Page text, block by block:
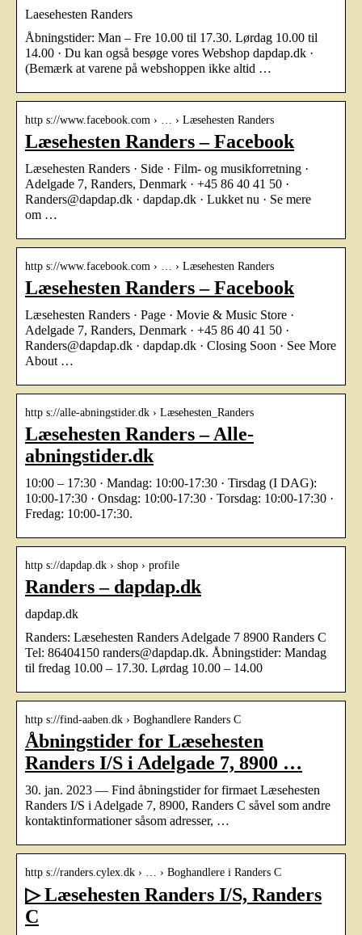
Laesehesten Randers
Åbningstider: Man – Fre 10.00 til 17.30. Lørdag 10.00 til
14.00 · Du kan også besøge vores Webshop dapdap.dk ·
(Bemærk at varene på webshoppen ikke altid …
http s://www.facebook.com › … › Læsehesten Randers
Læsehesten Randers – Facebook
Læsehesten Randers · Side · Film- og musikforretning ·
Adelgade 7, Randers, Denmark · +45 86 40 41 50 ·
Randers@dapdap.dk · dapdap.dk · Lukket nu · Se mere
om …
http s://www.facebook.com › … › Læsehesten Randers
Læsehesten Randers – Facebook
Læsehesten Randers · Page · Movie & Music Store ·
Adelgade 7, Randers, Denmark · +45 86 40 41 50 ·
Randers@dapdap.dk · dapdap.dk · Closing Soon · See More
About …
http s://alle-abningstider.dk › Læsehesten_Randers
Læsehesten Randers – Alle-
abningstider.dk
10:00 – 17:30 · Mandag: 10:00-17:30 · Tirsdag (I DAG):
10:00-17:30 · Onsdag: 10:00-17:30 · Torsdag: 10:00-17:30 ·
Fredag: 10:00-17:30.
http s://dapdap.dk › shop › profile
Randers – dapdap.dk
dapdap.dk
Randers: Læsehesten Randers Adelgade 7 8900 Randers C
Tel: 86404150 randers@dapdap.dk. Åbningstider: Mandag
til fredag 10.00 – 17.30. Lørdag 10.00 – 14.00
http s://find-aaben.dk › Boghandlere Randers C
Åbningstider for Læsehesten
Randers I/S i Adelgade 7, 8900 …
30. jan. 2023 — Find åbningstider for firmaet Læsehesten
Randers I/S i Adelgade 7, 8900, Randers C såvel som andre
kontaktinformationer såsom adresser, …
http s://randers.cylex.dk › … › Boghandlere i Randers C
▷ Læsehesten Randers I/S, Randers
C